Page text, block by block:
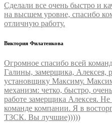
Сделали все очень быстро и
на высшем уровне, спасибо
отличную работу.
Виктория Филатенкова
Огромное спасибо всей
Галины, замерщика, Алексея,
установщику Максиму.
механизм: четко, быстро,
работе замерщика Алексея.
команде компании. Я в
ТЗСК. Вы лучшие)))))